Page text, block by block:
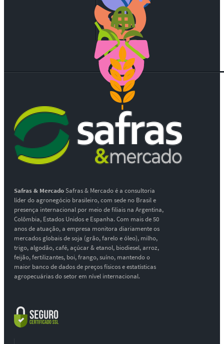
Safras & MercadoSafras & Mercado é a consultoria
líder do agronegócio brasileiro, com sede no Brasil e
presença internacional por meio de filiais na Argentina,
Colômbia, Estados Unidos e Espanha. Com mais de 50
anos de atuação, a empresa monitora diariamente os
mercados globais de soja (grão, farelo e óleo), milho,
trigo, algodão, café, açúcar & etanol, biodiesel, arroz,
feijão, fertilizantes, boi, frango, suíno, mantendo o
maior banco de dados de preços físicos e estatísticas
agropecuárias do setor em nível internacional.